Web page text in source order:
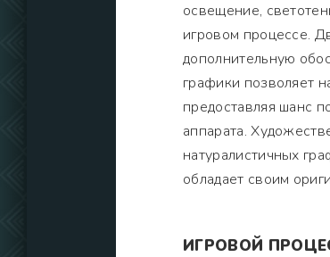
освещение,
игровом процессе.
дополнительную
графики позволяет
предоставляя шанс
аппарата.
натуралистичных
обладает своим
ИГРОВОЙ